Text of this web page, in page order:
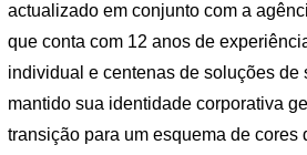
actualizado em conjunto com a
que conta com 12 anos de
individual e centenas de soluções de
mantido sua identidade corporativa
transição para um esquema de cores